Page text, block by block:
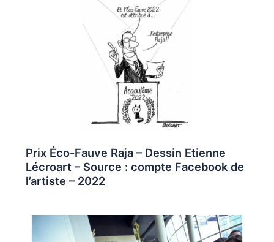
Prix Éco-Fauve Raja – Dessin Etienne
Lécroart – Source : compte Facebook de
l’artiste – 2022